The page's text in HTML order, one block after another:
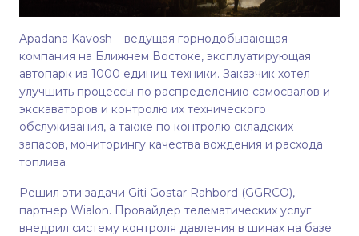
Apadana Kavosh – ведущая горнодобывающая
компания на Ближнем Востоке, эксплуатирующая
автопарк из 1000 единиц техники. Заказчик хотел
улучшить процессы по распределению самосвалов и
экскаваторов и контролю их технического
обслуживания, а также по контролю складских
запасов, мониторингу качества вождения и расхода
топлива.
Решил эти задачи Giti Gostar Rahbord (GGRCO),
партнер Wialon. Провайдер телематических услуг
внедрил систему контроля давления в шинах на базе